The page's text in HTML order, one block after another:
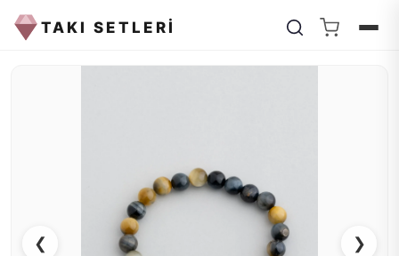
TAKI SETLERİ
❮ ❯